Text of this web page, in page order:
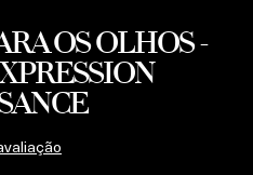
OS OLHOS -